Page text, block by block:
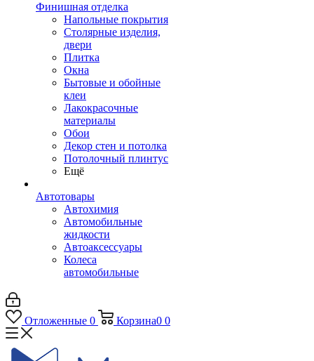
Финишная отделка
Напольные покрытия
Столярные изделия,
двери
Плитка
Окна
Бытовые и обойные
клеи
Лакокрасочные
материалы
Обои
Декор стен и потолка
Потолочный плинтус
Ещё
Автотовары
Автохимия
Автомобильные
жидкости
Автоаксессуары
Колеса
автомобильные
Отложенные 0 Корзина0 0